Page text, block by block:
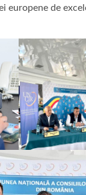
europene de